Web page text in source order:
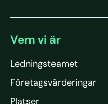
Vem vi är
Ledningsteamet
Företagsvärderingar
Platser